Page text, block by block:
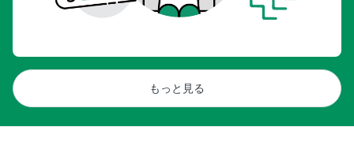
もっと見る